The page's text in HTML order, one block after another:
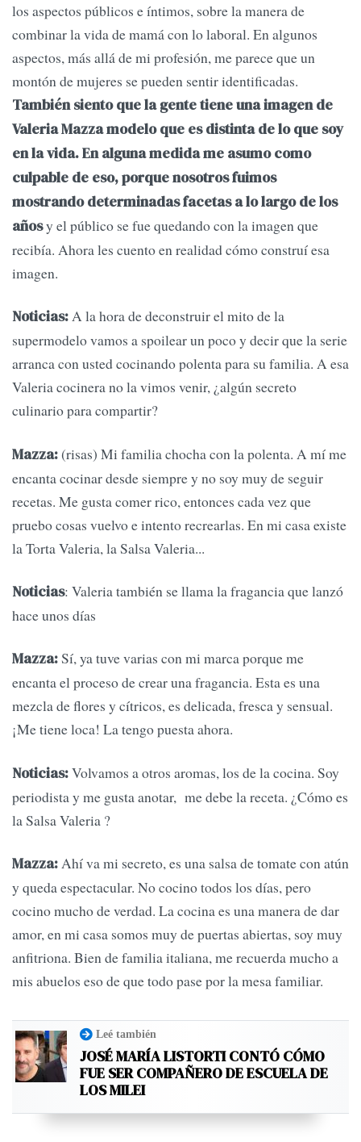
los aspectos públicos e íntimos, sobre la manera de
combinar la vida de mamá con lo laboral. En algunos
aspectos, más allá de mi profesión, me parece que un
montón de mujeres se pueden sentir identificadas.
También siento que la gente tiene una imagen de
Valeria Mazza modelo que es distinta de lo que soy
en la vida. En alguna medida me asumo como
culpable de eso, porque nosotros fuimos
mostrando determinadas facetas a lo largo de los
añosy el público se fue quedando con la imagen que
recibía. Ahora les cuento en realidad cómo construí esa
imagen.
Noticias:A la hora de deconstruir el mito de la
supermodelo vamos a spoilear un poco y decir que la serie
arranca con usted cocinando polenta para su familia. A esa
Valeria cocinera no la vimos venir, ¿algún secreto
culinario para compartir?
Mazza:(risas) Mi familia chocha con la polenta. A mí me
encanta cocinar desde siempre y no soy muy de seguir
recetas. Me gusta comer rico, entonces cada vez que
pruebo cosas vuelvo e intento recrearlas. En mi casa existe
la Torta Valeria, la Salsa Valeria...
Noticias: Valeria también se llama la fragancia que lanzó
hace unos días
Mazza:Sí, ya tuve varias con mi marca porque me
encanta el proceso de crear una fragancia. Esta es una
mezcla de flores y cítricos, es delicada, fresca y sensual.
¡Me tiene loca! La tengo puesta ahora.
Noticias:Volvamos a otros aromas, los de la cocina. Soy
periodista y me gusta anotar, me debe la receta. ¿Cómo es
la Salsa Valeria ?
Mazza:Ahí va mi secreto, es una salsa de tomate con atún
y queda espectacular. No cocino todos los días, pero
cocino mucho de verdad. La cocina es una manera de dar
amor, en mi casa somos muy de puertas abiertas, soy muy
anfitriona. Bien de familia italiana, me recuerda mucho a
mis abuelos eso de que todo pase por la mesa familiar.
Leé también
JOSÉ MARÍA LISTORTI CONTÓ CÓMO
FUE SER COMPAÑERO DE ESCUELA DE
LOS MILEI